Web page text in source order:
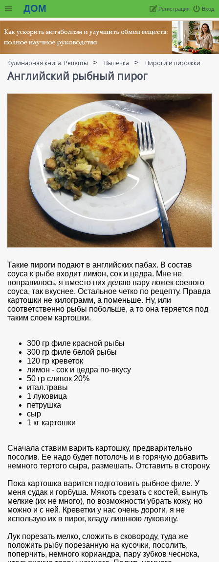
ДОМ Вход
Регистрация
Кулинарная книга. Рецепты Выпечка Пироги и пирожки
Английский рыбный пирог
Такие пироги подают в английских пабах. В состав
соуса к рыбе входит лимон, сок и цедра. Мне не
понравилось, я вместо них делаю пару ложек соевого
соуса, так вкуснее. Остальное четко по рецепту. Правда
картошки не килограмм, а поменьше. Ну, или
соответственно рыбы побольше, а то она теряется под
таким слоем картошки.
300 гр филе красной рыбы
300 гр филе белой рыбы
120 гр креветок
лимон - сок и цедра по-вкусу
50 гр сливок 20%
итал.травы
1 луковица
петрушка
сыр
1 кг картошки
Сначала ставим варить картошку, предварительно
посолив. Ее надо будет потолочь и в горячую добавить
немного тертого сыра, размешать. Отставить в сторону.
Пока картошка варится подготовить рыбное филе. У
меня судак и горбуша. Мякоть срезать с костей, вынуть
мелкие (их не много), по возможности убрать кожу, но
можно и с ней. Креветки у нас очень дороги, я не
использую их в пирог, кладу лишнюю луковицу.
Лук порезать мелко, сложить в сковороду, туда же
положить рыбу порезанную на кусочки, посолить,
поперчить, немного кориандра, пару зубков чеснока,